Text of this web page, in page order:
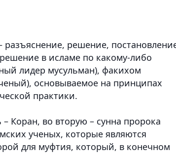
разъяснение, решение,
в исламе по какому-либо
лидер мусульман), факихом
основываемое на принципах
практики.
Коран, во вторую – сунна пророка
ученых, которые являются
для муфтия, который, в конечном